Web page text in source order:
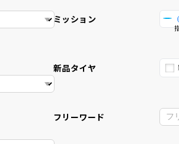
ミッション
新品タイヤ
フリーワード